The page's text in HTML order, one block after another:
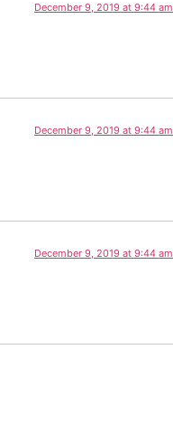
December 9, 2019 at 9:44 am
December 9, 2019 at 9:44 am
December 9, 2019 at 9:44 am